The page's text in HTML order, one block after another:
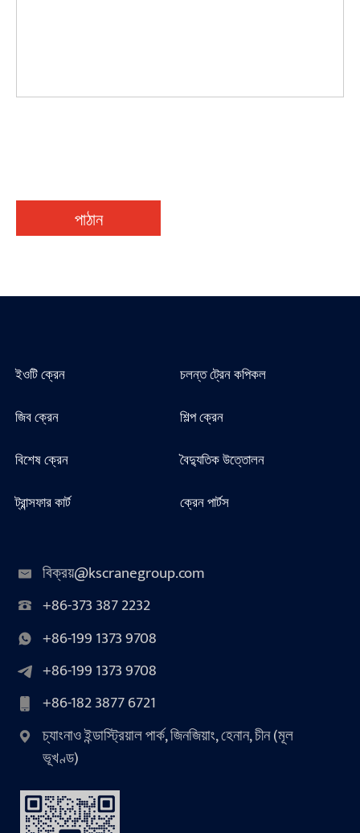
পাঠান
ইওটি ক্রেন
চলন্ত ট্রেন কপিকল
জিব ক্রেন
শিল্প ক্রেন
বিশেষ ক্রেন
বৈদ্যুতিক উত্তোলন
ট্রান্সফার কার্ট
ক্রেন পার্টস
বিক্রয়@kscranegroup.com
+86-373 387 2232
+86-199 1373 9708
+86-199 1373 9708
+86-182 3877 6721
চ্যাংনাও ইন্ডাস্ট্রিয়াল পার্ক, জিনজিয়াং, হেনান, চীন (মূল
ভূখণ্ড)